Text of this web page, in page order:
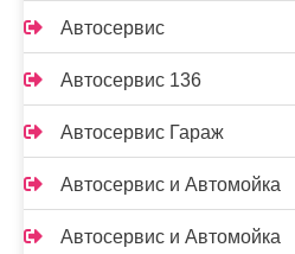
Автосервис
Автосервис 136
Автосервис Гараж
Автосервис и Автомойка
Автосервис и Автомойка